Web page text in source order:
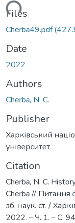
Files
Cherba49.pdf
Date
2022
Authors
Cherba, N. C.
Publisher
Харківський
університет
Citation
Cherba, N. C.
Cherba // Питання
зб. наук. ст. /
2022. – Ч. 1. – С.